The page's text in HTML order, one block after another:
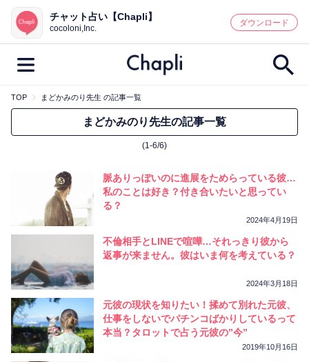
鑑定記事・占い師検索
最新記事一覧
カテゴリー別
鑑定 占い師
キーワード別
恋の行方 時期
今週の運勢
相性 連絡
チャット占い【Chapli】
cocoloni,Inc.
ダウンロード
TOP まどかみのり先生 の記事一覧
まどかみのり先生の記事一覧
(1-6/6)
脈ありっぽいのに進展をためらっている彼…
私のことは好き？付き合いたいと思ってい
る？
2024年4月19日
不倫相手とLINEで喧嘩…それっきり彼から
返事が来ません。彼はいま何を考えている？
2024年3月18日
元彼の現状を知りたい！揉めて別れた元彼、
仕事をしないでパチンコばかりしているって
本当？タロットで占う元彼の”今”
2019年10月16日